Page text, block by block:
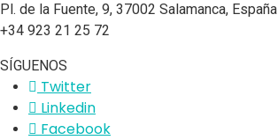
Pl. de la Fuente, 9, 37002 Salamanca, España
+34 923 21 25 72
SÍGUENOS
Twitter
Linkedin
Facebook